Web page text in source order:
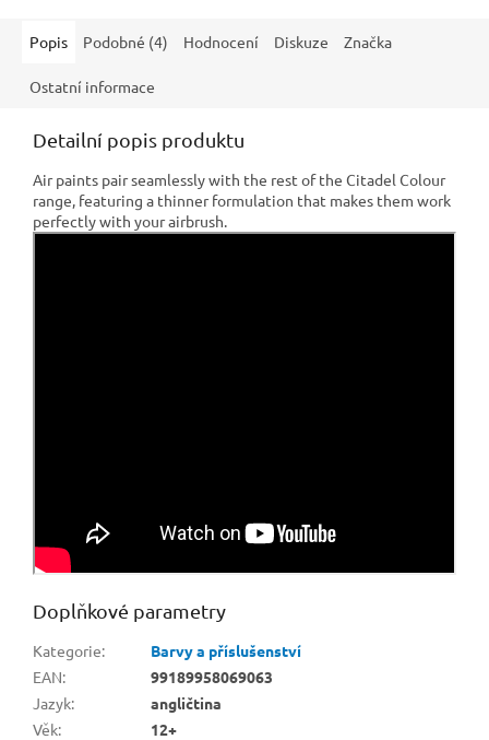
Popis Podobné (4) Hodnocení Diskuze Značka
Ostatní informace
Detailní popis produktu
Air paints pair seamlessly with the rest of the Citadel Colour
range, featuring a thinner formulation that makes them work
perfectly with your airbrush.
Doplňkové parametry
Kategorie:
Barvy a příslušenství
EAN:
99189958069063
Jazyk:
angličtina
Věk:
12+